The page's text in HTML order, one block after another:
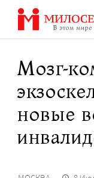
Перейти
содержанию
Мозг-
новые